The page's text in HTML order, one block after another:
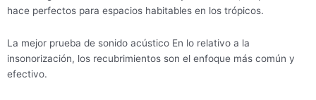
hace perfectos para espacios habitables en los trópicos.
La mejor prueba de sonido acústico En lo relativo a la
insonorización, los recubrimientos son el enfoque más común y
efectivo.